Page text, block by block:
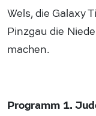
Wels, die Galaxy
Pinzgau die
machen.
Programm 1.